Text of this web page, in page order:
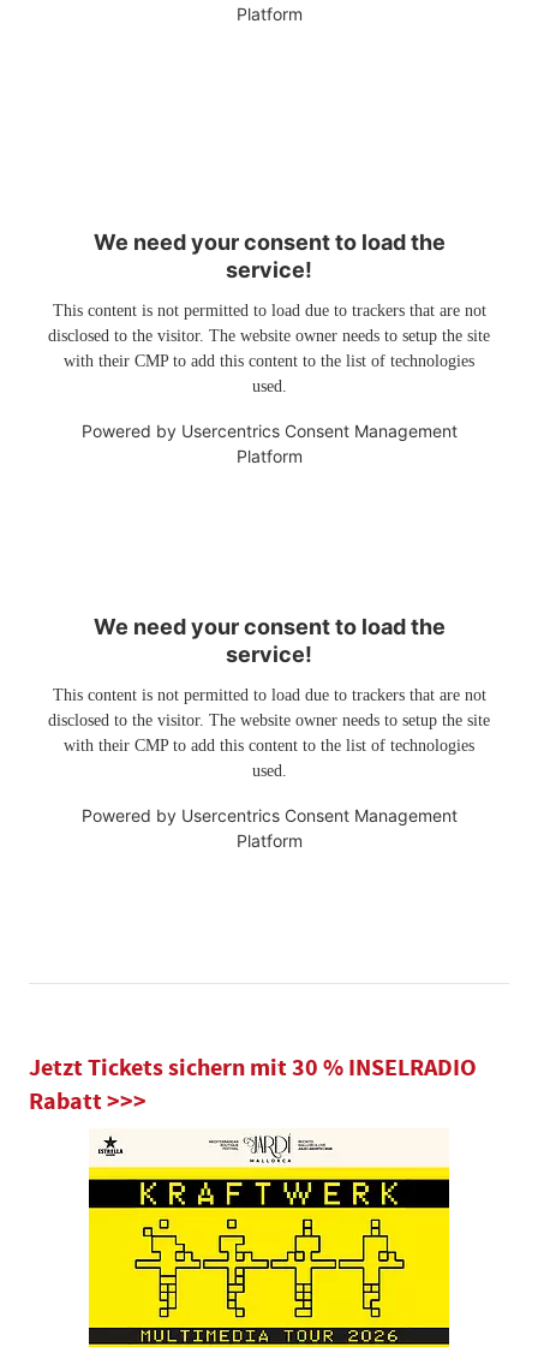
Platform
We need your consent to load the
service!
This content is not permitted to load due to trackers that are not
disclosed to the visitor. The website owner needs to setup the site
with their CMP to add this content to the list of technologies
used.
Powered by Usercentrics Consent Management
Platform
We need your consent to load the
service!
This content is not permitted to load due to trackers that are not
disclosed to the visitor. The website owner needs to setup the site
with their CMP to add this content to the list of technologies
used.
Powered by Usercentrics Consent Management
Platform
Jetzt Tickets sichern mit 30 % INSELRADIO
Rabatt >>>